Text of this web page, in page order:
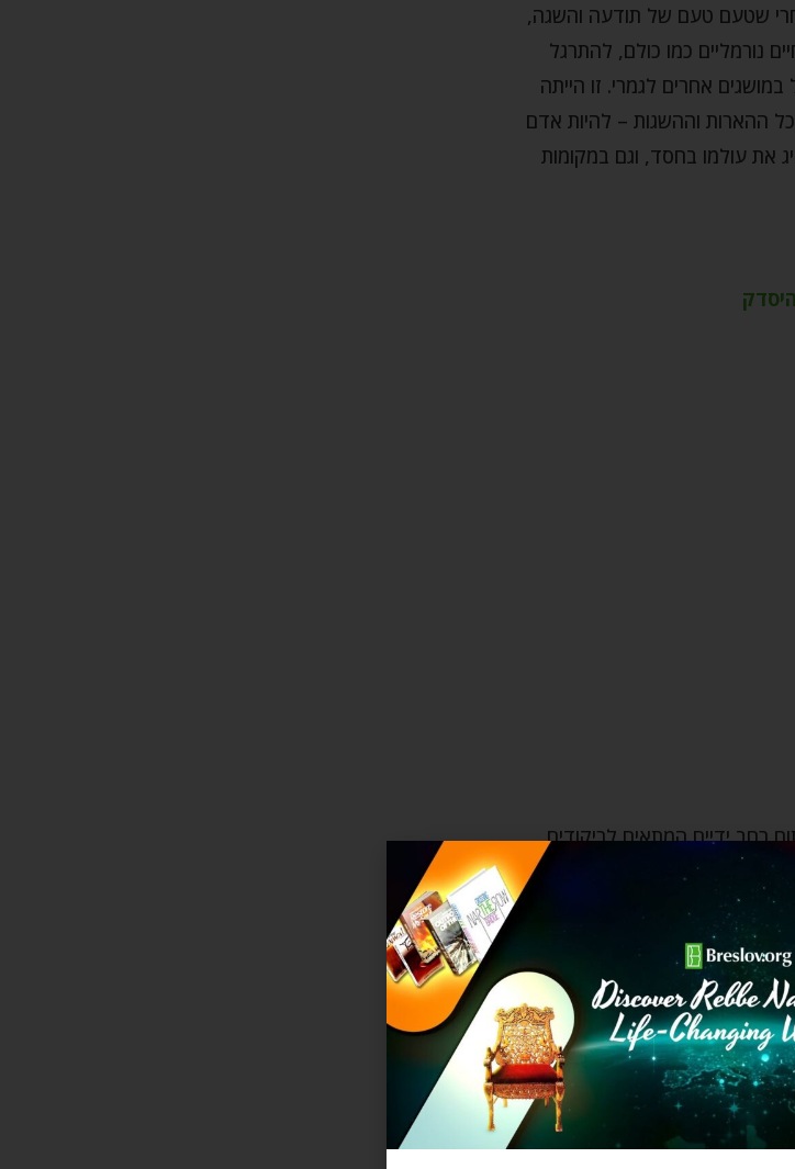
שטעם טעם של תודעה והשגה,
נורמליים כמו כולם, להתרגל
אחרים לגמרי. זו הייתה
ההארות וההשגות – להיות אדם
את עולמו בחסד, וגם במקומות
רחב ידיים המתאים לריקודים.
ביקש מכל נכנס להושיט
החלה ויחיאל לא הצליח
פזורים סלעים, וישב על
הוא התקרב לרחבה אבל אז
על ההשתתפות במסיבה. יחיאל
ההודי לא הבין או לא רצה
כל וויכוחיו של יחיאל לא הועילו
מדי בשביל יחיאל שהתרגל
שנבהל מעוצמת כעסו של יחיאל